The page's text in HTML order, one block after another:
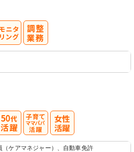
（ケアマネジャー）、自動車免許